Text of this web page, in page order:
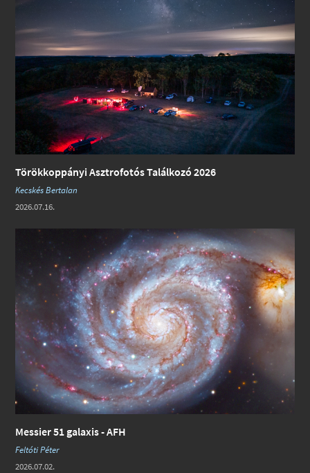
Törökkoppányi Asztrofotós Találkozó 2026
Kecskés Bertalan
2026.07.16.
Messier 51 galaxis - AFH
Feltóti Péter
2026.07.02.